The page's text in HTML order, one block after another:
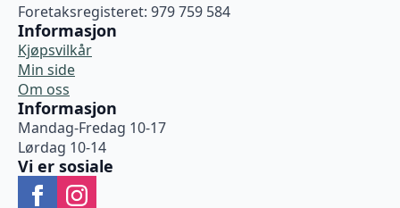
Foretaksregisteret: 979 759 584
Informasjon
Kjøpsvilkår
Min side
Om oss
Informasjon
Mandag-Fredag 10-17
Lørdag 10-14
Vi er sosiale